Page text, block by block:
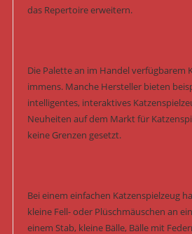
das Repertoire erweitern.
Die Palette an im Handel verfügbarem
immens. Manche Hersteller bieten
intelligentes, interaktives
Neuheiten auf dem Markt für
keine Grenzen gesetzt.
Bei einem einfachen Katzenspielzeug
kleine Fell- oder Plüschmäuschen an
einem Stab, kleine Bälle, Bälle mit